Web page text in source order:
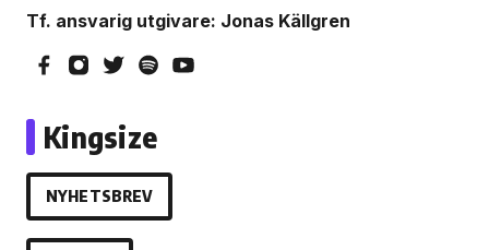
Tf. ansvarig utgivare: Jonas Källgren
Kingsize
NYHETSBREV